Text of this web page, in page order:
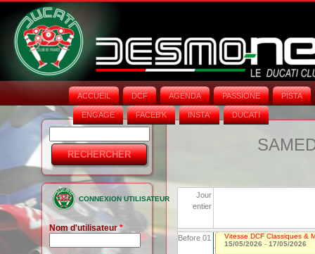
ACCUEIL DCF AGENDA PASSIONE PISTA
ENGAGE FACEB'K INSTA‘ DUCATI
Formulaire
de
recherche
CONNEXION UTILISATEUR
Nom d'utilisateur*
Jour
entier
Before 01
Vitesse DCF Classiques &
15/05/2026 - 17/05/2026